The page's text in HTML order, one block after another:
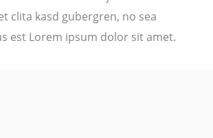
clita kasd gubergren, no sea
est Lorem ipsum dolor sit amet.